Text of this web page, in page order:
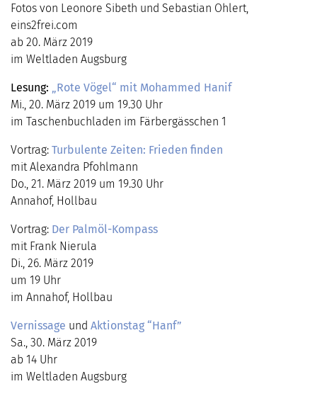
Fotos von Leonore Sibeth und Sebastian Ohlert,
eins2frei.com
ab 20. März 2019
im Weltladen Augsburg
Lesung: „Rote Vögel“ mit Mohammed Hanif
Mi., 20. März 2019 um 19.30 Uhr
im Taschenbuchladen im Färbergässchen 1
Vortrag: Turbulente Zeiten: Frieden finden
mit Alexandra Pfohlmann
Do., 21. März 2019 um 19.30 Uhr
Annahof, Hollbau
Vortrag: Der Palmöl-Kompass
mit Frank Nierula
Di., 26. März 2019
um 19 Uhr
im Annahof, Hollbau
Vernissage und Aktionstag “Hanf”
Sa., 30. März 2019
ab 14 Uhr
im Weltladen Augsburg